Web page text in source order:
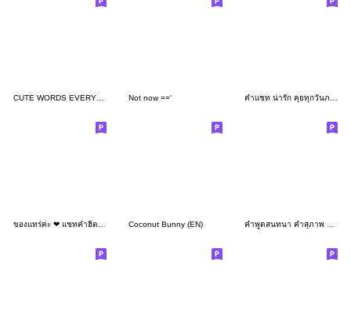
Not now =='
ของแทร่ค่ะ ❤ แชทคำฮิต น่ารัก Coconut Bunny (EN) คำพูดสนทนา คำสุภาพ ภาษาอังกฤษ